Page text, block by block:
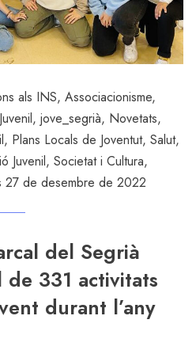
als INS, Associacionisme,
, jove_segrià, Novetats,
, Plans Locals de Joventut, Salut,
Juvenil, Societat i Cultura,
27 de desembre de 2022
del Segrià
331 activitats
durant l’any